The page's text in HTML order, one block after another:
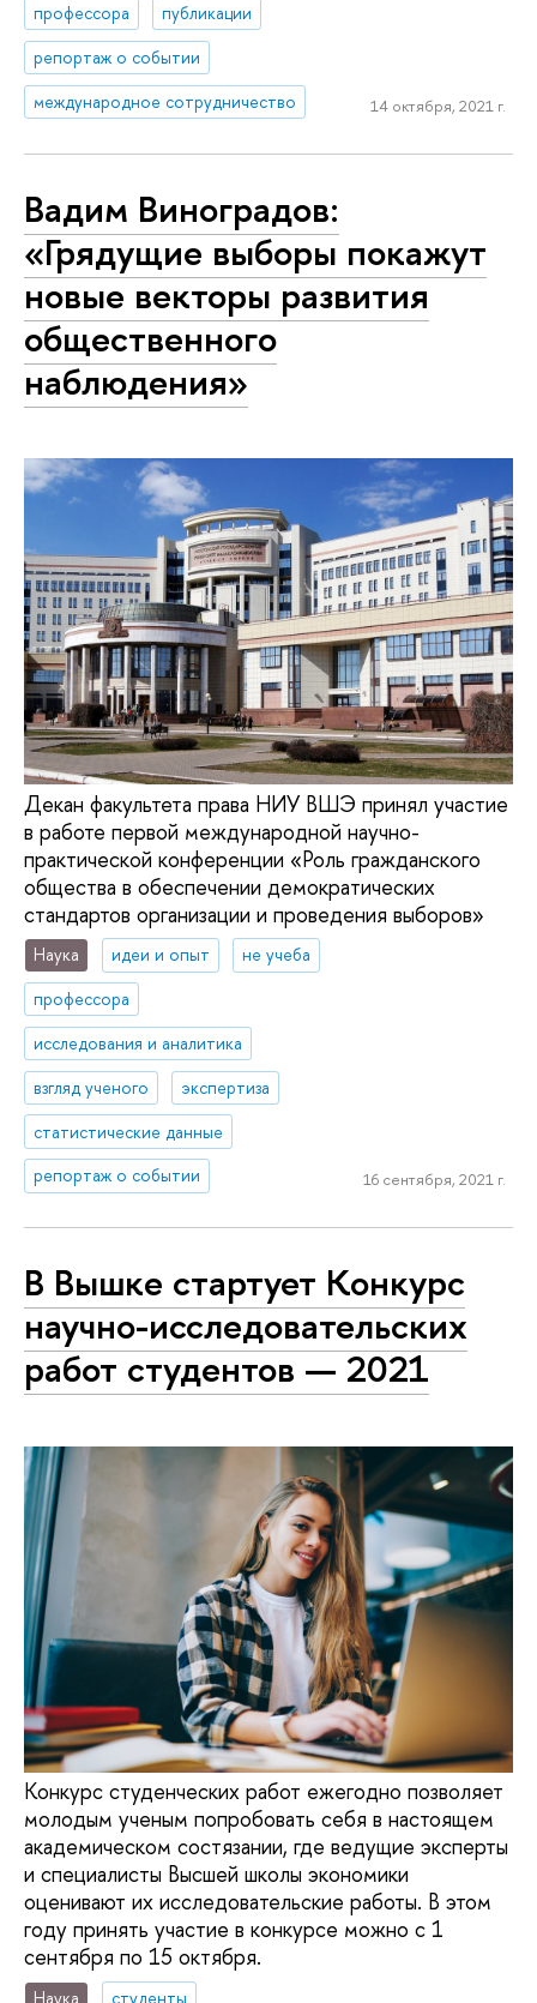
профессора
публикации
репортаж о событии
международное сотрудничество
14 октября, 2021 г.
Вадим Виноградов:
«Грядущие выборы покажут
новые векторы развития
общественного
наблюдения»
Декан факультета права НИУ ВШЭ принял участие
в работе первой международной научно-
практической конференции «Роль гражданского
общества в обеспечении демократических
стандартов организации и проведения выборов»
Наука идеи и опыт
не учеба
профессора
исследования и аналитика
взгляд ученого
экспертиза
статистические данные
репортаж о событии
16 сентября, 2021 г.
В Вышке стартует Конкурс
научно-исследовательских
работ студентов — 2021
Конкурс студенческих работ ежегодно позволяет
молодым ученым попробовать себя в настоящем
академическом состязании, где ведущие эксперты
и специалисты Высшей школы экономики
оценивают их исследовательские работы. В этом
году принять участие в конкурсе можно с 1
сентября по 15 октября.
Наука студенты